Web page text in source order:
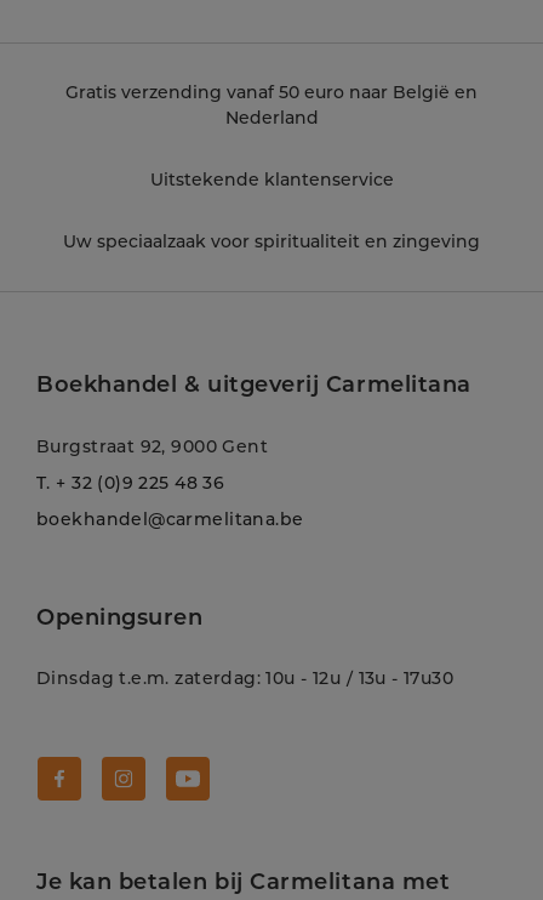
Gratis verzending vanaf 50 euro naar België en
Nederland
Uitstekende klantenservice
Uw speciaalzaak voor spiritualiteit en zingeving
Boekhandel & uitgeverij Carmelitana
Burgstraat 92, 9000 Gent
T. + 32 (0)9 225 48 36
boekhandel@carmelitana.be
Openingsuren
Dinsdag t.e.m. zaterdag: 10u - 12u / 13u - 17u30
Je kan betalen bij Carmelitana met